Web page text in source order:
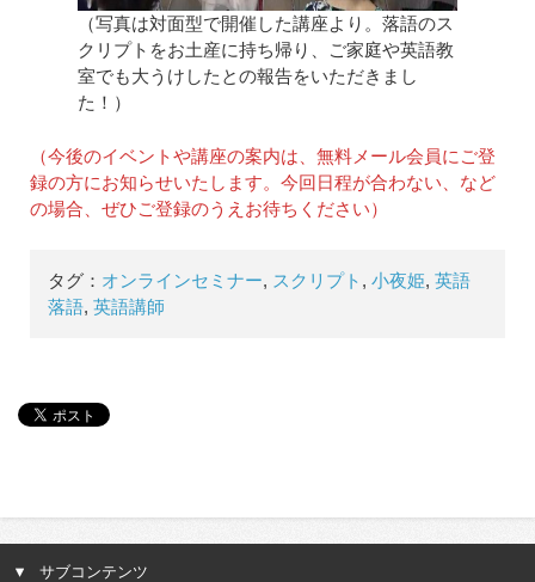
（写真は対面型で開催した講座より。落語のス
クリプトをお土産に持ち帰り、ご家庭や英語教
室でも大うけしたとの報告をいただきまし
た！）
（今後のイベントや講座の案内は、無料メール会員にご登
録の方にお知らせいたします。今回日程が合わない、など
の場合、ぜひご登録のうえお待ちください）
タグ： オンラインセミナー, スクリプト ,小夜姫,英語
落語,英語講師
サブコンテンツ